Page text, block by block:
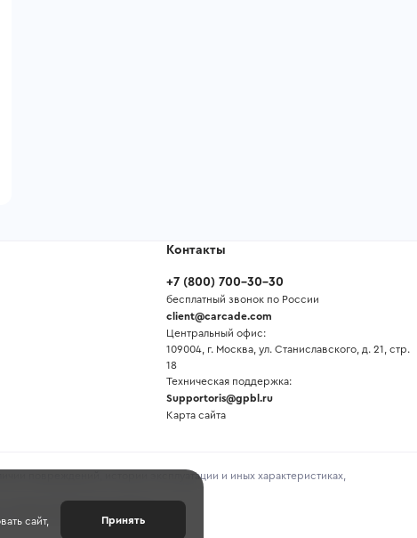
Контакты
+7 (800) 700-30-30
бесплатный звонок по России
client@carcade.com
Центральный офис:
109004, г. Москва, ул. Станиславского, д. 21, стр.
18
Техническая поддержка:
Supportoris@gpbl.ru
Карта сайта
повреждений, истории эксплуатации и иных характеристиках,
предоставленной продавцом.
сайт,
Принять